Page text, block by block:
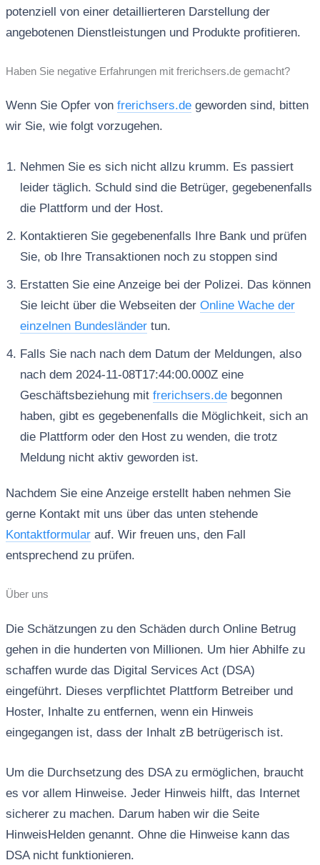
potenziell von einer detaillierteren Darstellung der
angebotenen Dienstleistungen und Produkte profitieren.
Haben Sie negative Erfahrungen mit frerichsers.de gemacht?
Wenn Sie Opfer von frerichsers.degeworden sind, bitten
wir Sie, wie folgt vorzugehen.
Nehmen Sie es sich nicht allzu krumm. Es passiert
leider täglich. Schuld sind die Betrüger, gegebenenfalls
die Plattform und der Host.
Kontaktieren Sie gegebenenfalls Ihre Bank und prüfen
Sie, ob Ihre Transaktionen noch zu stoppen sind
Erstatten Sie eine Anzeige bei der Polizei. Das können
Sie leicht über die Webseiten der Online Wache der
einzelnen Bundesländertun.
Falls Sie nach nach dem Datum der Meldungen, also
nach dem 2024-11-08T17:44:00.000Z eine
Geschäftsbeziehung mit frerichsers.debegonnen
haben, gibt es gegebenenfalls die Möglichkeit, sich an
die Plattform oder den Host zu wenden, die trotz
Meldung nicht aktiv geworden ist.
Nachdem Sie eine Anzeige erstellt haben nehmen Sie
gerne Kontakt mit uns über das unten stehende
Kontaktformularauf. Wir freuen uns, den Fall
entsprechend zu prüfen.
Über uns
Die Schätzungen zu den Schäden durch Online Betrug
gehen in die hunderten von Millionen. Um hier Abhilfe zu
schaffen wurde das Digital Services Act (DSA)
eingeführt. Dieses verpflichtet Plattform Betreiber und
Hoster, Inhalte zu entfernen, wenn ein Hinweis
eingegangen ist, dass der Inhalt zB betrügerisch ist.
Um die Durchsetzung des DSA zu ermöglichen, braucht
es vor allem Hinweise. Jeder Hinweis hilft, das Internet
sicherer zu machen. Darum haben wir die Seite
HinweisHelden genannt. Ohne die Hinweise kann das
DSA nicht funktionieren.